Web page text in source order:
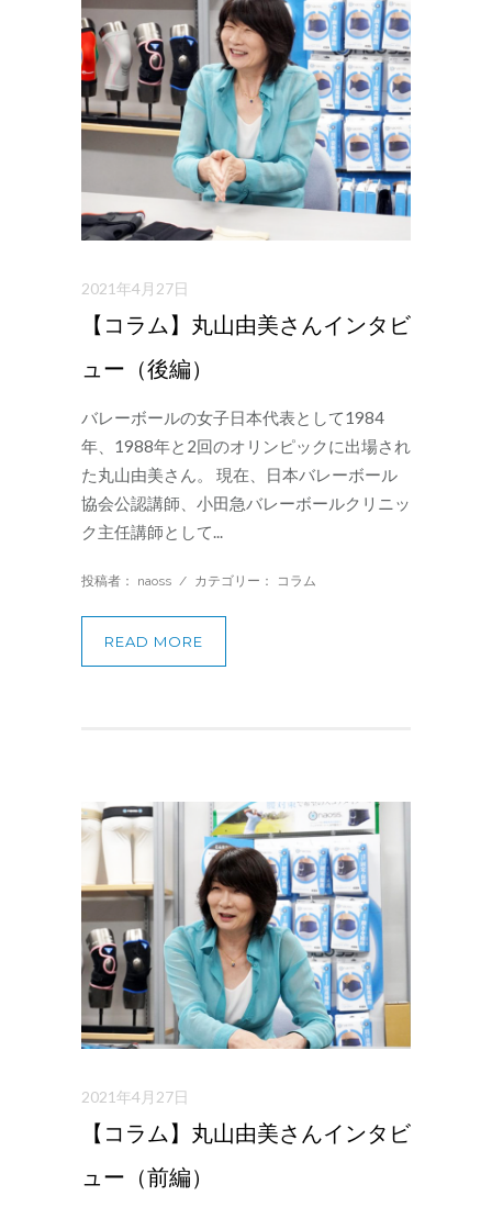
2021年4月27日
【コラム】丸山由美さんインタビ
ュー（後編）
バレーボールの女子日本代表として1984
年、1988年と2回のオリンピックに出場され
た丸山由美さん。 現在、日本バレーボール
協会公認講師、小田急バレーボールクリニッ
ク主任講師として...
投稿者： naoss / カテゴリー： コラム
READ MORE
2021年4月27日
【コラム】丸山由美さんインタビ
ュー（前編）